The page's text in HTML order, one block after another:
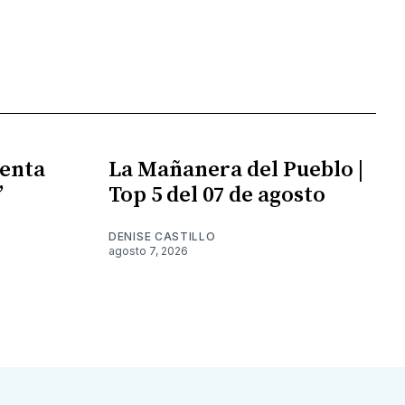
La Mañanera del Pueblo |
Top 5 del 07 de agosto
DENISE CASTILLO
agosto 7, 2026